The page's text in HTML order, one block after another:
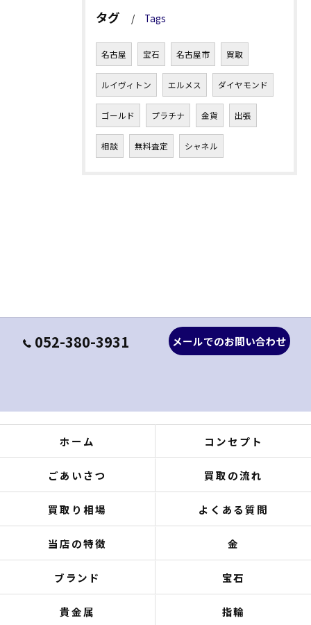
タグ Tags
名古屋 宝石 名古屋市 買取
ルイヴィトン エルメス ダイヤモンド
ゴールド プラチナ 金貨 出張
相談 無料査定 シャネル
052-380-3931 メールでのお問い合わせ
ホーム コンセプト
ごあいさつ 買取の流れ
買取り相場 よくある質問
当店の特徴 金
ブランド 宝石
貴金属 指輪